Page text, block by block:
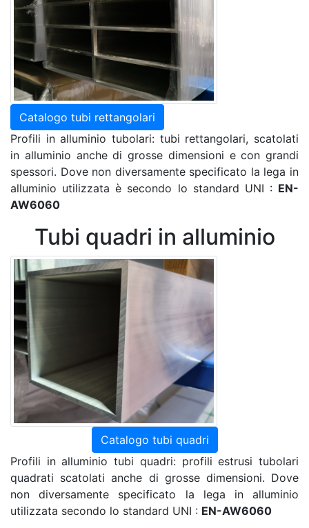
Catalogo tubi rettangolari
Profili in alluminio tubolari: tubi rettangolari, scatolati
in alluminio anche di grosse dimensioni e con grandi
spessori. Dove non diversamente specificato la lega in
alluminio utilizzata è secondo lo standard UNI : EN-
AW6060
Tubi quadri in alluminio
Catalogo tubi quadri
Profili in alluminio tubi quadri: profili estrusi tubolari
quadrati scatolati anche di grosse dimensioni. Dove
non diversamente specificato la lega in alluminio
utilizzata secondo lo standard UNI : EN-AW6060